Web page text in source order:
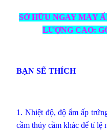
SỞ HỮU NGAY MÁY
LƯỢNG CAO:
BẠN SẼ THÍCH
1. Nhiệt độ, độ ẩm ấp
cầm thủy cầm khác để tỉ lệ